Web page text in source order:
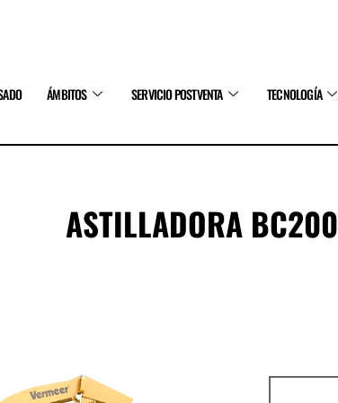
ÁMBITOS SERVICIO POSTVENTA TECNOLOGÍA
ASTILLADORA BC200